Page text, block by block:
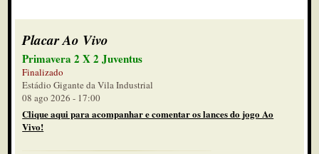
Placar Ao Vivo
Primavera 2 X 2 Juventus
Finalizado
Estádio Gigante da Vila Industrial
08 ago 2026 - 17:00
Clique aqui para acompanhar e comentar os lances do jogo Ao
Vivo!